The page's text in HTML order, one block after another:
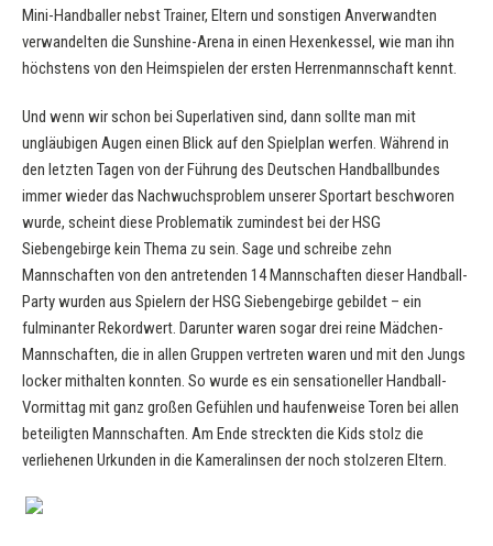
Mini-Handballer nebst Trainer, Eltern und sonstigen Anverwandten
verwandelten die Sunshine-Arena in einen Hexenkessel, wie man ihn
höchstens von den Heimspielen der ersten Herrenmannschaft kennt.
Und wenn wir schon bei Superlativen sind, dann sollte man mit
ungläubigen Augen einen Blick auf den Spielplan werfen. Während in
den letzten Tagen von der Führung des Deutschen Handballbundes
immer wieder das Nachwuchsproblem unserer Sportart beschworen
wurde, scheint diese Problematik zumindest bei der HSG
Siebengebirge kein Thema zu sein. Sage und schreibe zehn
Mannschaften von den antretenden 14 Mannschaften dieser Handball-
Party wurden aus Spielern der HSG Siebengebirge gebildet – ein
fulminanter Rekordwert. Darunter waren sogar drei reine Mädchen-
Mannschaften, die in allen Gruppen vertreten waren und mit den Jungs
locker mithalten konnten. So wurde es ein sensationeller Handball-
Vormittag mit ganz großen Gefühlen und haufenweise Toren bei allen
beteiligten Mannschaften. Am Ende streckten die Kids stolz die
verliehenen Urkunden in die Kameralinsen der noch stolzeren Eltern.